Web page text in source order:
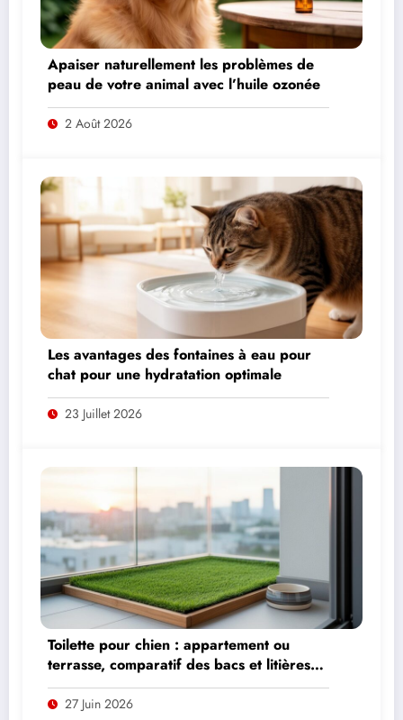
Apaiser naturellement les problèmes de
peau de votre animal avec l’huile ozonée
2 Août 2026
Les avantages des fontaines à eau pour
chat pour une hydratation optimale
23 Juillet 2026
Toilette pour chien : appartement ou
terrasse, comparatif des bacs et litières
adaptés
27 Juin 2026